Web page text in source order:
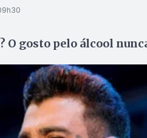
O gosto pelo álcool